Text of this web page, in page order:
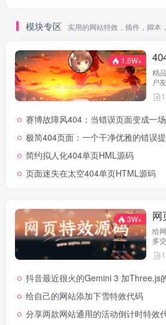
模块专区 实用的网站特效，插件，脚本
1.5W+
精
户
赛博故障风404：当错误页面变成一
极简404页面：一个干净优雅的错误
简约拟人化404单页HML源码
页面迷失在太空404单页HTML源码
3W+ 网
给
多
验
抖音最近很火的Gemini 3 加Three.js的3D粒子交互
给自己的网站添加下雪特效代码
分享两款网站通用的活动倒计时特效